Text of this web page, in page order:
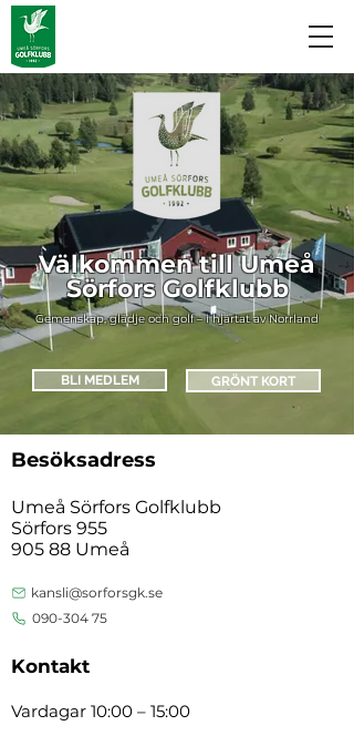
Välkommen till Umeå
Sörfors Golfklubb
Gemenskap, glädje och golf – i hjärtat av Norrland
BLI MEDLEM GRÖNT KORT
Besöksadress
Umeå Sörfors Golfklubb
Sörfors 955
905 88 Umeå
kansli@sorforsgk.se
090-304 75
Kontakt
Vardagar 10:00 – 15:00